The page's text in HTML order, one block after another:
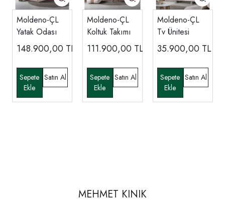
Moldeno-ÇL
Yatak Odası
148.900,00 TL
Moldeno-ÇL
Koltuk Takımı
111.900,00 TL
Moldeno-ÇL
Tv Ünitesi
35.900,00 TL
MEHMET KINIK